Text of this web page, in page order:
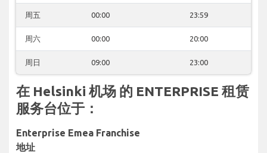
周五 00:00 23:59
周六 00:00 20:00
周日 09:00 23:00
在 Helsinki 机场 的 ENTERPRISE 租赁
服务台位于：
Enterprise Emea Franchise
地址